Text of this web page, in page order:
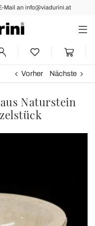
Mail an info@viadurini.at
Vorher Nächste
Naturstein